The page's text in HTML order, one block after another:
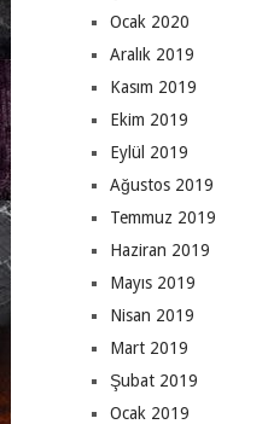
Ocak 2020
Aralık 2019
Kasım 2019
Ekim 2019
Eylül 2019
Ağustos 2019
Temmuz 2019
Haziran 2019
Mayıs 2019
Nisan 2019
Mart 2019
Şubat 2019
Ocak 2019